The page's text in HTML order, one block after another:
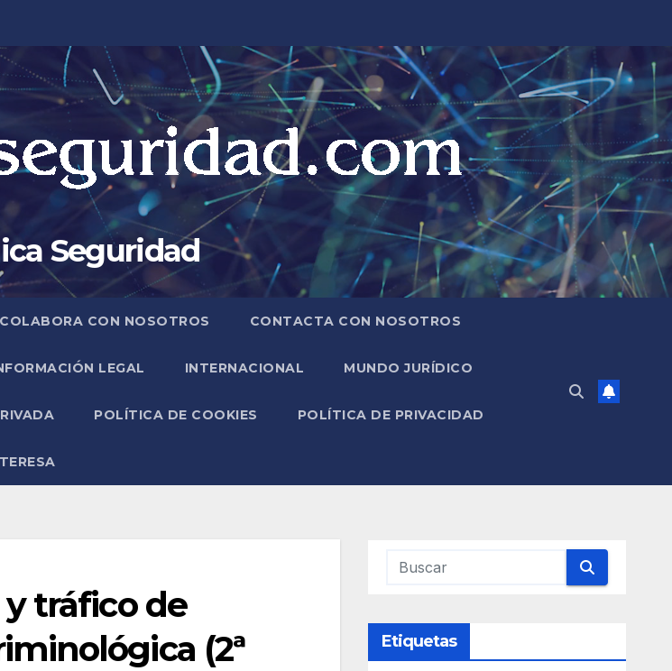
Seguridad
COLABORA CON NOSOTROS CONTACTA CON NOSOTROS
LEGAL INTERNACIONAL MUNDO JURÍDICO
POLÍTICA DE COOKIES POLÍTICA DE PRIVACIDAD
tráfico de
(2ª
Etiquetas